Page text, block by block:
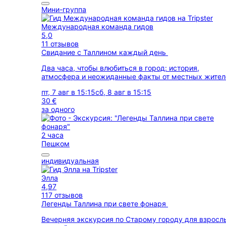
Мини-группа
Международная команда гидов
5,0
11 отзывов
Свидание с Таллином каждый день
Два часа, чтобы влюбиться в город: история,
атмосфера и неожиданные факты от местных
пт, 7 авг в 15:15сб, 8 авг в 15:15
30 €
за одного
2 часа
Пешком
индивидуальная
Элла
4,97
117 отзывов
Легенды Таллина при свете фонаря
Вечерняя экскурсия по Старому городу для